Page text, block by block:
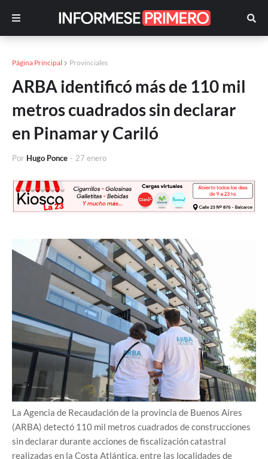
Página Principal Provinciales
ARBA identificó más de 110 mil
metros cuadrados sin declarar
en Pinamar y Cariló
Por Hugo Ponce - 27 enero
La Agencia de Recaudación de la provincia de Buenos Aires
(ARBA) detectó 110 mil metros cuadrados de construcciones
sin declarar durante acciones de fiscalización catastral
realizadas en la Costa Atlántica, entre las localidades de